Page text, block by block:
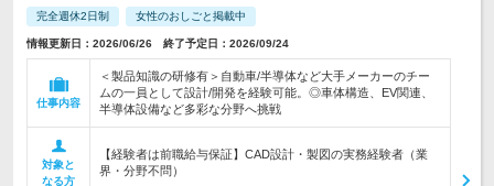
完全週休2日制 女性のおしごと掲載中
情報更新日：2026/06/26 終了予定日：2026/09/24
仕事内容
＜製品知識の研修有＞自動車/半導体など大手メーカーのチー
ムの一員として設計/開発を経験可能。◎車体構造、EV関連、
半導体設備など多彩な分野へ挑戦
対象と
なる方
【経験者は前職給与保証】CAD設計・製図の実務経験者（業
界・分野不問）